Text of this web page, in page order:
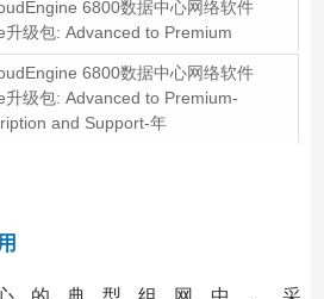
6800数据中心网络软件
升级包: Advanced to Premium
6800数据中心网络软件
升级包: Advanced to Premium-
and Support-年